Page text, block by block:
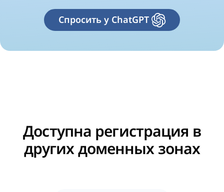
Спросить у ChatGPT
Доступна регистрация в
других доменных зонах